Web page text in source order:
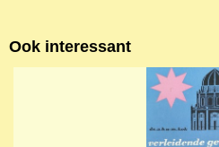
Ook interessant